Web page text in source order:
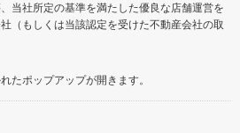
当社所定の基準を満たした優良な店舗運営を
（もしくは当該認定を受けた不動産会社の取
たポップアップが開きます。